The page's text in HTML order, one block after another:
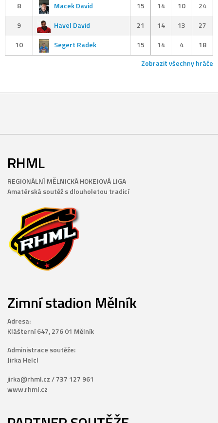
8
Macek David 15 14 10
24
9
Havel David 21 14 13
27
10
Segert Radek 15 14 4
18
Zobrazit všechny hráče
RHML
REGIONÁLNÍ MĚLNICKÁ HOKEJOVÁ LIGA
Amatérská soutěž s dlouholetou tradicí
Zimní stadion Mělník
Adresa:
Klášterní 647, 276 01 Mělník
Administrace soutěže:
Jirka Helcl
jirka@rhml.cz / 737 127 961
www.rhml.cz